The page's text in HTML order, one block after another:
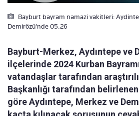
Bayburt bayram namazi vakitleri:
Demirözü'nde 05.26
Bayburt-Merkez, Aydıntepe ve
ilçelerinde 2024 Kurban
vatandaşlar tarafından
Başkanlığı tarafından
göre Aydıntepe, Merkez ve